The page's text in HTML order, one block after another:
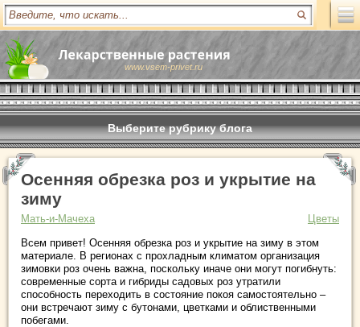
www.vsem-privet.ru
Выберите рубрику блога
Осенняя обрезка роз и укрытие на
зиму
Мать-и-Мачеха
Цветы
Всем привет! Осенняя обрезка роз и укрытие на зиму в этом
материале. В регионах с прохладным климатом организация
зимовки роз очень важна, поскольку иначе они могут погибнуть:
современные сорта и гибриды садовых роз утратили
способность переходить в состояние покоя самостоятельно –
они встречают зиму с бутонами, цветками и облиственными
побегами.